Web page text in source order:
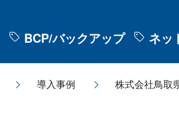
BCP/バックアップ ネッ
導入事例 株式会社鳥取